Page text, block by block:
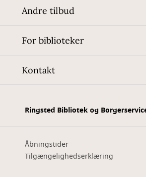
Andre tilbud
For biblioteker
Kontakt
Ringsted Bibliotek og
Åbningstider
Tilgængelighedserklæring